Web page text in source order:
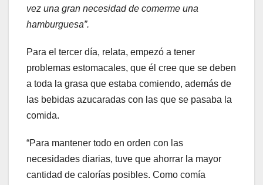
vez una gran necesidad de comerme una
hamburguesa”.
Para el tercer día, relata, empezó a tener
problemas estomacales, que él cree que se deben
a toda la grasa que estaba comiendo, además de
las bebidas azucaradas con las que se pasaba la
comida.
“Para mantener todo en orden con las
necesidades diarias, tuve que ahorrar la mayor
cantidad de calorías posibles. Como comía